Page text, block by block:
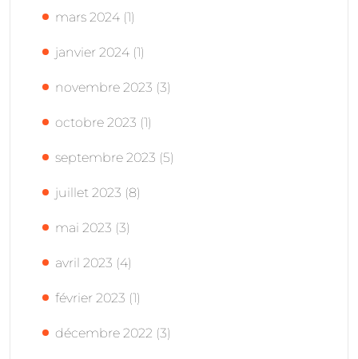
mars 2024 (1)
janvier 2024 (1)
novembre 2023 (3)
octobre 2023 (1)
septembre 2023 (5)
juillet 2023 (8)
mai 2023 (3)
avril 2023 (4)
février 2023 (1)
décembre 2022 (3)